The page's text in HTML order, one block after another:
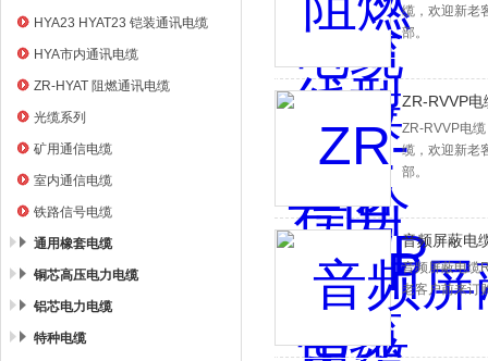
HYA23 HYAT23 铠装通讯电缆
HYA市内通讯电缆
ZR-HYAT 阻燃通讯电缆
光缆系列
矿用通信电缆
室内通信电缆
铁路信号电缆
通用橡套电缆
铜芯高压电力电缆
铝芯电力电缆
特种电缆
缆，欢迎新老
部。
ZR-RVVP
ZR-RVVP电
缆，欢迎新老
部。
音频屏蔽电
音频屏蔽电缆
老客户前来订